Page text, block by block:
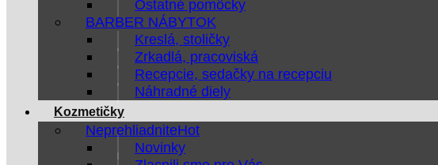
Ostatné pomôcky
BARBER NÁBYTOK
Kreslá, stoličky
Zrkadlá, pracoviská
Recepcie, sedačky na recepciu
Náhradné diely
Kozmetičky
Neprehliadnite
Novinky